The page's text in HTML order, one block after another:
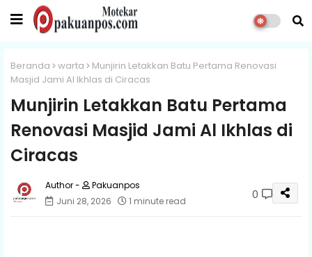
Beranda warta
Munjirin Letakkan Batu Pertama Renovasi
Masjid Jami Al Ikhlas di Ciracas
Munjirin Letakkan Batu Pertama
Renovasi Masjid Jami Al Ikhlas di
Ciracas
Pakuanpos
Juni 28, 2026
1 minute read 0